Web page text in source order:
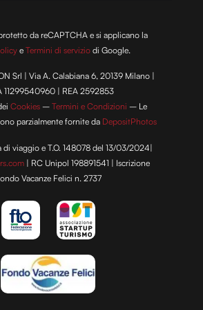
per personalizzare contenuti ed
funzionalità dei social media e per
traffico. Condividiamo inoltre
in cui utilizzi il nostro sito con i
occupano di analisi dei dati web,
i quali potrebbero combinarle
dei loro servizi.
da reCAPTCHA e si applicano la
eTermini di servizio di Google.
Srl | Via A. Calabiana 6, 20139 Milano |
11299540960 | REA 2592853
Cookies –Termini e Condizioni – Le
parzialmente fornite da DepositPhotos
di viaggio e T.O. 148078 del 13/03/2024|
| RC Unipol 198891541 | Iscrizione
Vacanze Felici n. 2737